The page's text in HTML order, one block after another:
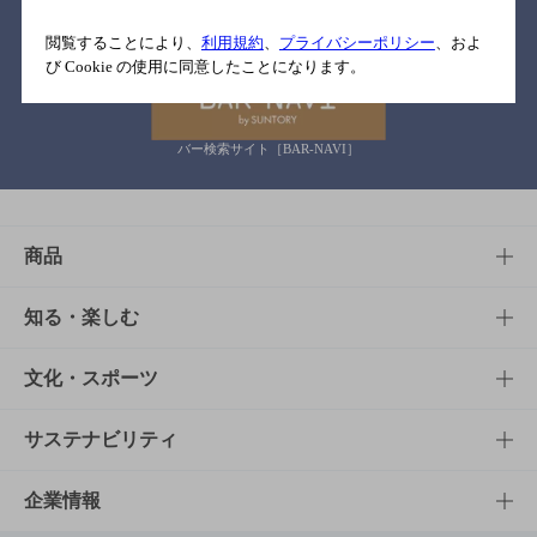
関連リンク
バー検索サイト［BAR-NAVI］
商品
商品TOP
商品一覧
商品発売情報
栄養成分一覧
知る・楽しむ
知る・楽しむTOP
キャンペーン
工場見学
文化・スポーツ
文化・スポーツTOP
サントリーホール
サステナビリティ
サステナビリティTOP
企業情報
閲覧することにより、 利用規約、 プライバシーポリシー、およ
び Cookie の使用に同意したことになります。